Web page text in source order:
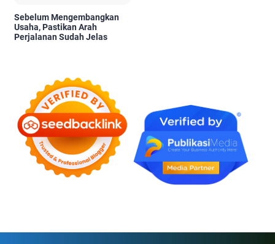
Sebelum Mengembangkan
Usaha, Pastikan Arah
Perjalanan Sudah Jelas